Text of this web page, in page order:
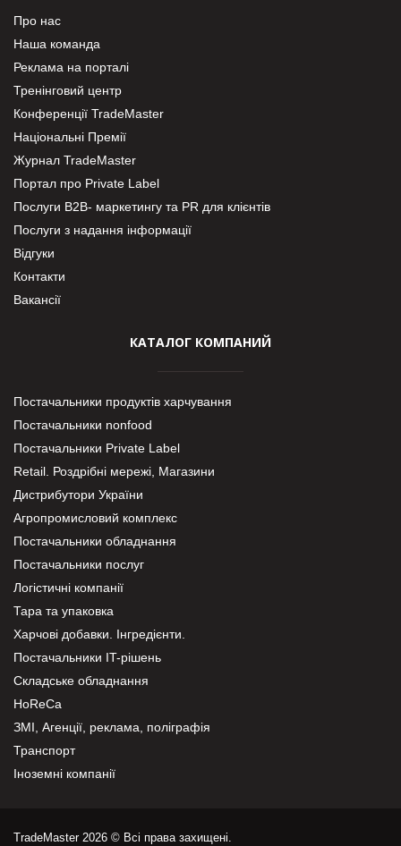
Про нас
Наша команда
Реклама на порталі
Тренінговий центр
Конференції TradeMaster
Національні Премії
Журнал TradeMaster
Портал про Private Label
Послуги В2В- маркетингу та PR для клієнтів
Послуги з надання інформації
Відгуки
Контакти
Вакансії
КАТАЛОГ КОМПАНИЙ
Постачальники продуктів харчування
Постачальники nonfood
Постачальники Private Label
Retail. Роздрібні мережі, Магазини
Дистрибутори України
Агропромисловий комплекс
Постачальники обладнання
Постачальники послуг
Логістичні компанії
Тара та упаковка
Харчові добавки. Інгредієнти.
Постачальники IT-рішень
Складське обладнання
HoReCa
ЗМІ, Агенції, реклама, поліграфія
Транспорт
Іноземні компанії
TradeMaster 2026 © Всі права захищені.